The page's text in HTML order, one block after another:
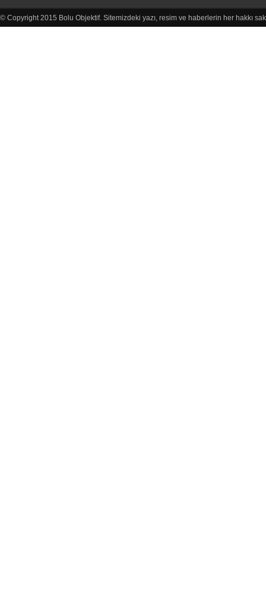
© Copyright 2015 Bolu Objektif. Sitemizdeki yazı, resim ve haberlerin her hakkı